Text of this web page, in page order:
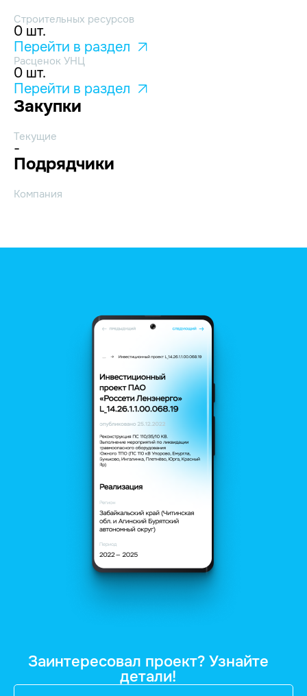
Строительных ресурсов
0 шт.
Перейти в раздел
Расценок УНЦ
0 шт.
Перейти в раздел
Закупки
Текущие
-
Подрядчики
Компания
Заинтересовал проект? Узнайте
детали!